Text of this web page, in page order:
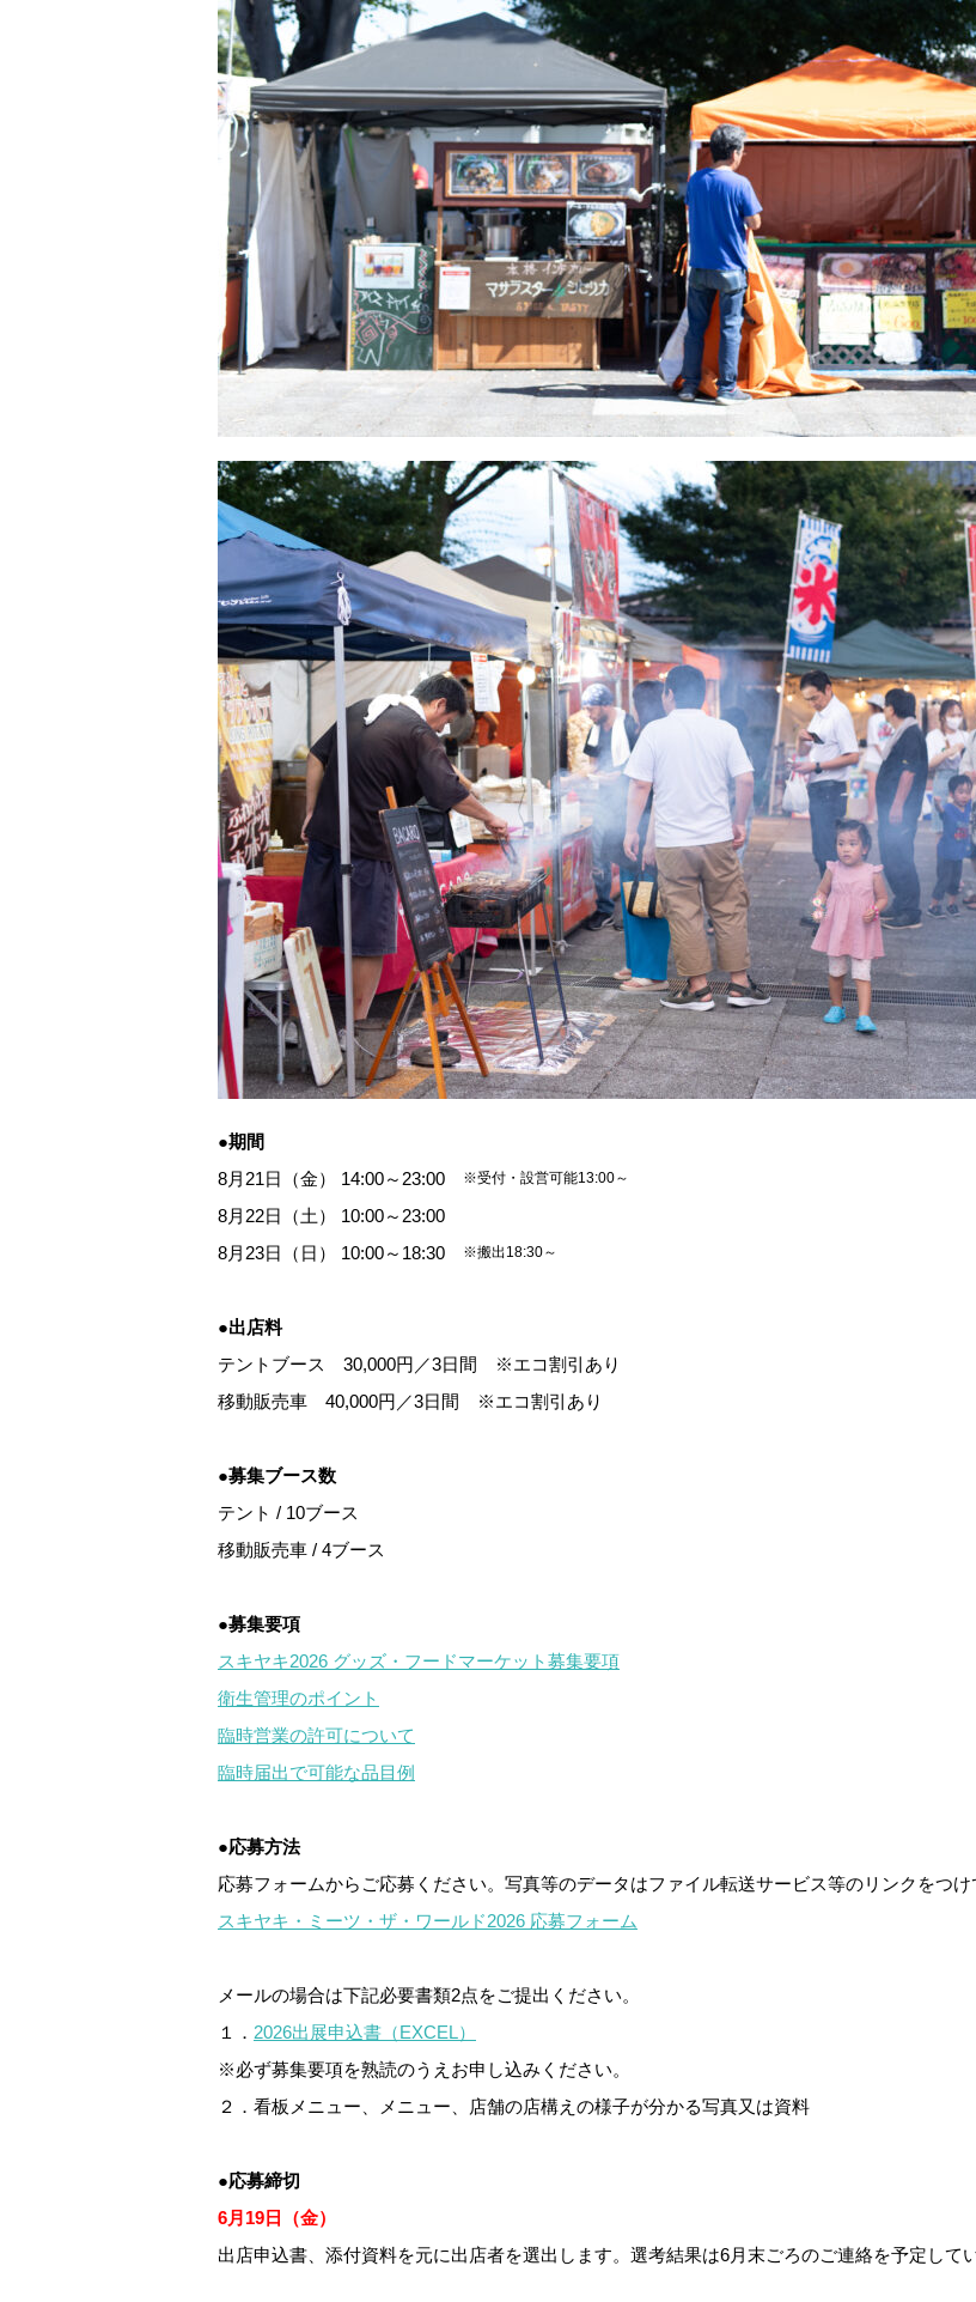
●期間
8月21日（金） 14:00～23:00
※受付・設営可能13:00～
8月22日（土） 10:00～23:00
8月23日（日） 10:00～18:30
※搬出18:30～
●出店料
テントブース 30,000円／3日間 ※エコ割引あり
移動販売車 40,000円／3日間 ※エコ割引あり
●募集ブース数
テント / 10ブース
移動販売車 / 4ブース
●募集要項
スキヤキ2026 グッズ・フードマーケット募集要項
衛生管理のポイント
臨時営業の許可について
臨時届出で可能な品目例
●応募方法
応募フォームからご応募ください。写真等のデータはファイル転送サービス等のリンクをつけ
スキヤキ・ミーツ・ザ・ワールド2026 応募フォーム
メールの場合は下記必要書類2点をご提出ください。
１． 2026出展申込書（EXCEL）
※必ず募集要項を熟読のうえお申し込みください。
２．看板メニュー、メニュー、店舗の店構えの様子が分かる写真又は資料
●応募締切
6月19日（金）
出店申込書、添付資料を元に出店者を選出します。選考結果は6月末ごろのご連絡を予定してい